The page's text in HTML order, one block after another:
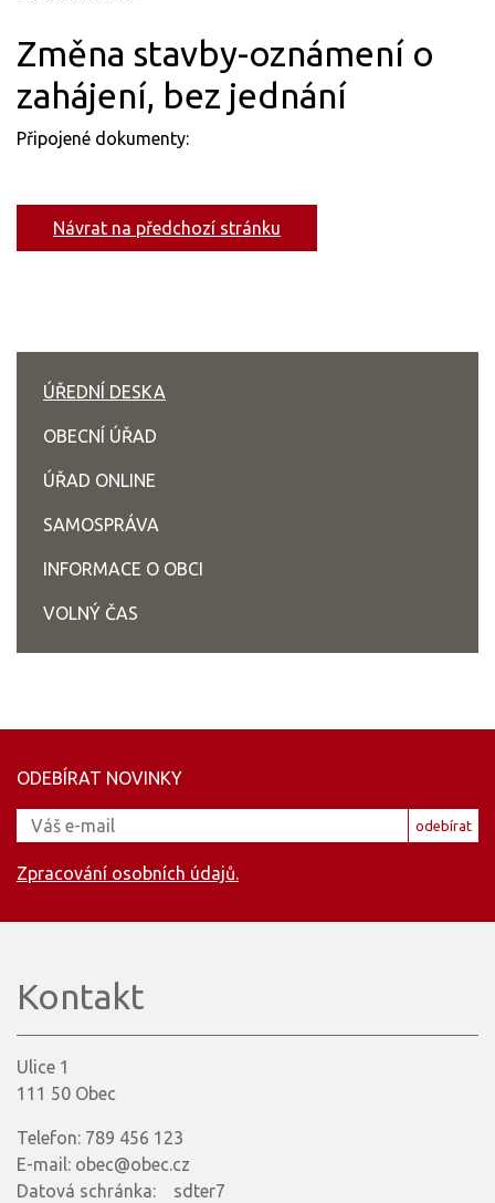
Změna stavby-oznámení o
zahájení, bez jednání
Připojené dokumenty:
Návrat na předchozí stránku
ÚŘEDNÍ DESKA
OBECNÍ ÚŘAD
ÚŘAD ONLINE
SAMOSPRÁVA
INFORMACE O OBCI
VOLNÝ ČAS
ODEBÍRAT NOVINKY
odebírat
Zpracování osobních údajů.
Kontakt
Ulice 1
111 50 Obec
Telefon: 789 456 123
E-mail: obec@obec.cz
Datová schránka: sdter7